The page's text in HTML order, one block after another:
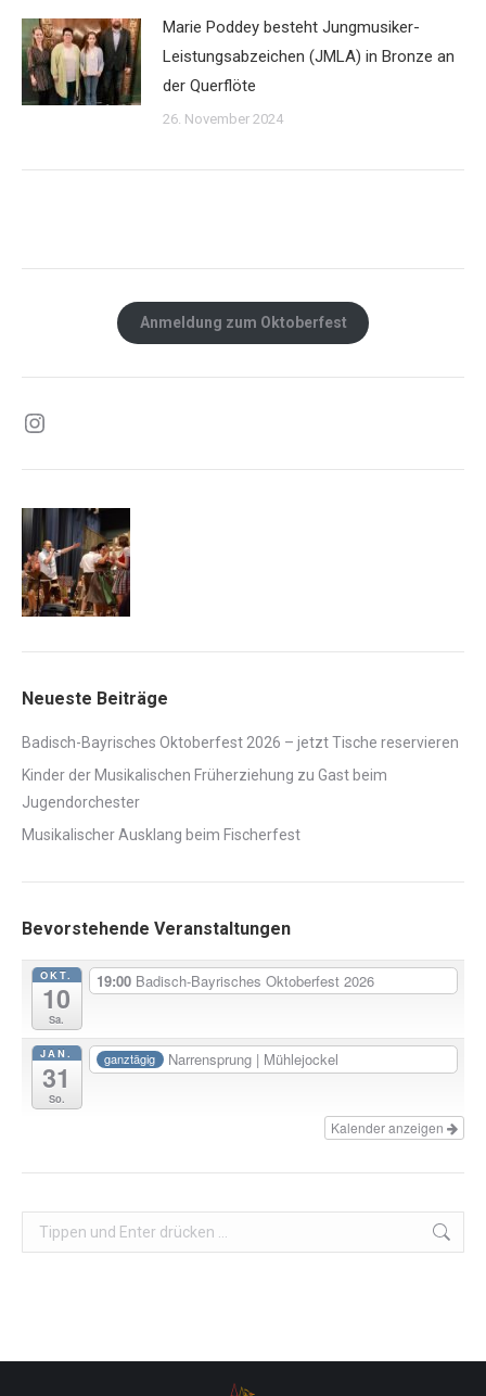
Marie Poddey besteht Jungmusiker-
Leistungsabzeichen (JMLA) in Bronze an
der Querflöte
26. November 2024
Anmeldung zum Oktoberfest
Instagram
Neueste Beiträge
Badisch-Bayrisches Oktoberfest 2026 – jetzt Tische reservieren
Kinder der Musikalischen Früherziehung zu Gast beim
Jugendorchester
Musikalischer Ausklang beim Fischerfest
Bevorstehende Veranstaltungen
OKT.
10
Sa.
19:00 Badisch-Bayrisches Oktoberfest 2026
JAN.
31
So.
ganztägig Narrensprung | Mühlejockel
Kalender anzeigen
Search: